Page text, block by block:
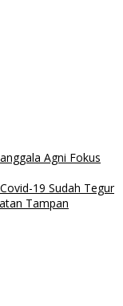
Agni Fokus
19 Sudah Tegur
Tampan